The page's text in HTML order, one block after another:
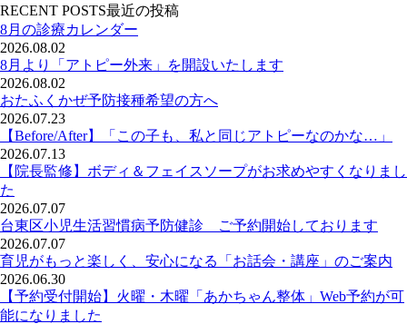
RECENT POSTS最近の投稿
8月の診療カレンダー
2026.08.02
8月より「アトピー外来」を開設いたします
2026.08.02
おたふくかぜ予防接種希望の方へ
2026.07.23
【Before/After】「この子も、私と同じアトピーなのかな…」
2026.07.13
【院長監修】ボディ＆フェイスソープがお求めやすくなりまし
た
2026.07.07
台東区小児生活習慣病予防健診 ご予約開始しております
2026.07.07
育児がもっと楽しく、安心になる「お話会・講座」のご案内
2026.06.30
【予約受付開始】火曜・木曜「あかちゃん整体」Web予約が可
能になりました